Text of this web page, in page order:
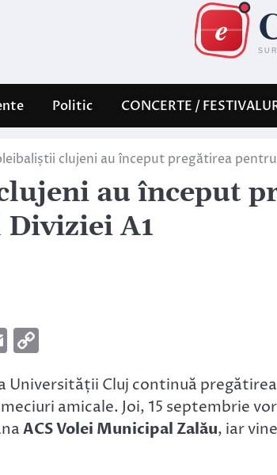
Politic CONCERTE /
clujeni au început pregătirea
au început
Diviziei A1
Email
Universității Cluj continuă
amicale. Joi, 15 septembrie
ACS Volei Municipal Zalău, iar